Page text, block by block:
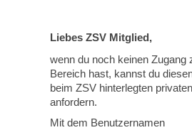
Liebes ZSV Mitglied,
wenn du noch keinen Zugang
Bereich hast, kannst du
beim ZSV hinterlegten
anfordern.
Mit dem Benutzernamen